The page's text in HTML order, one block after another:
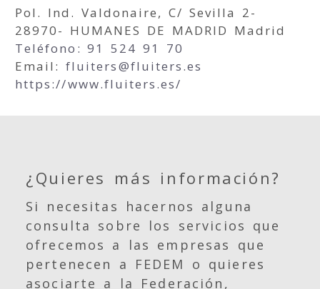
Pol. Ind. Valdonaire, C/ Sevilla 2-
28970- HUMANES DE MADRID Madrid
Teléfono: 91 524 91 70
Email:fluiters
fluiters.es
https://www.fluiters.es/
¿Quieres más información?
Si necesitas hacernos alguna
consulta sobre los servicios que
ofrecemos a las empresas que
pertenecen a FEDEM o quieres
asociarte a la Federación,